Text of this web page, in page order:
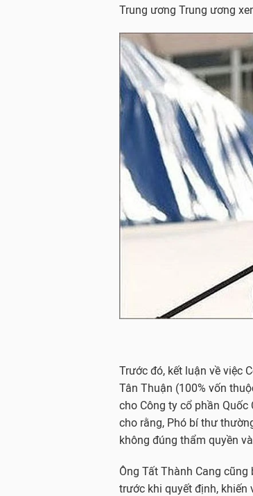
Trung ương Trung ương
Trước đó, kết luận về việc
Tân Thuận (100% vốn
cho Công ty cổ phần
cho rằng, Phó bí thư
không đúng thẩm quyền
Ông Tất Thành Cang
trước khi quyết định,